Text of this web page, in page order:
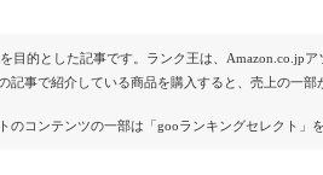
目的とした記事です。ランク王は、Amazon.co.jp
記事で紹介している商品を購入すると、売上の一部
のコンテンツの一部は「gooランキングセレクト」